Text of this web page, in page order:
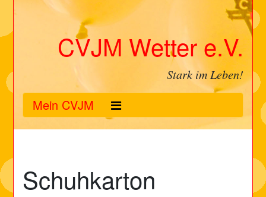
CVJM Wetter e.V.
Stark im Leben!
Mein CVJM
Schuhkarton